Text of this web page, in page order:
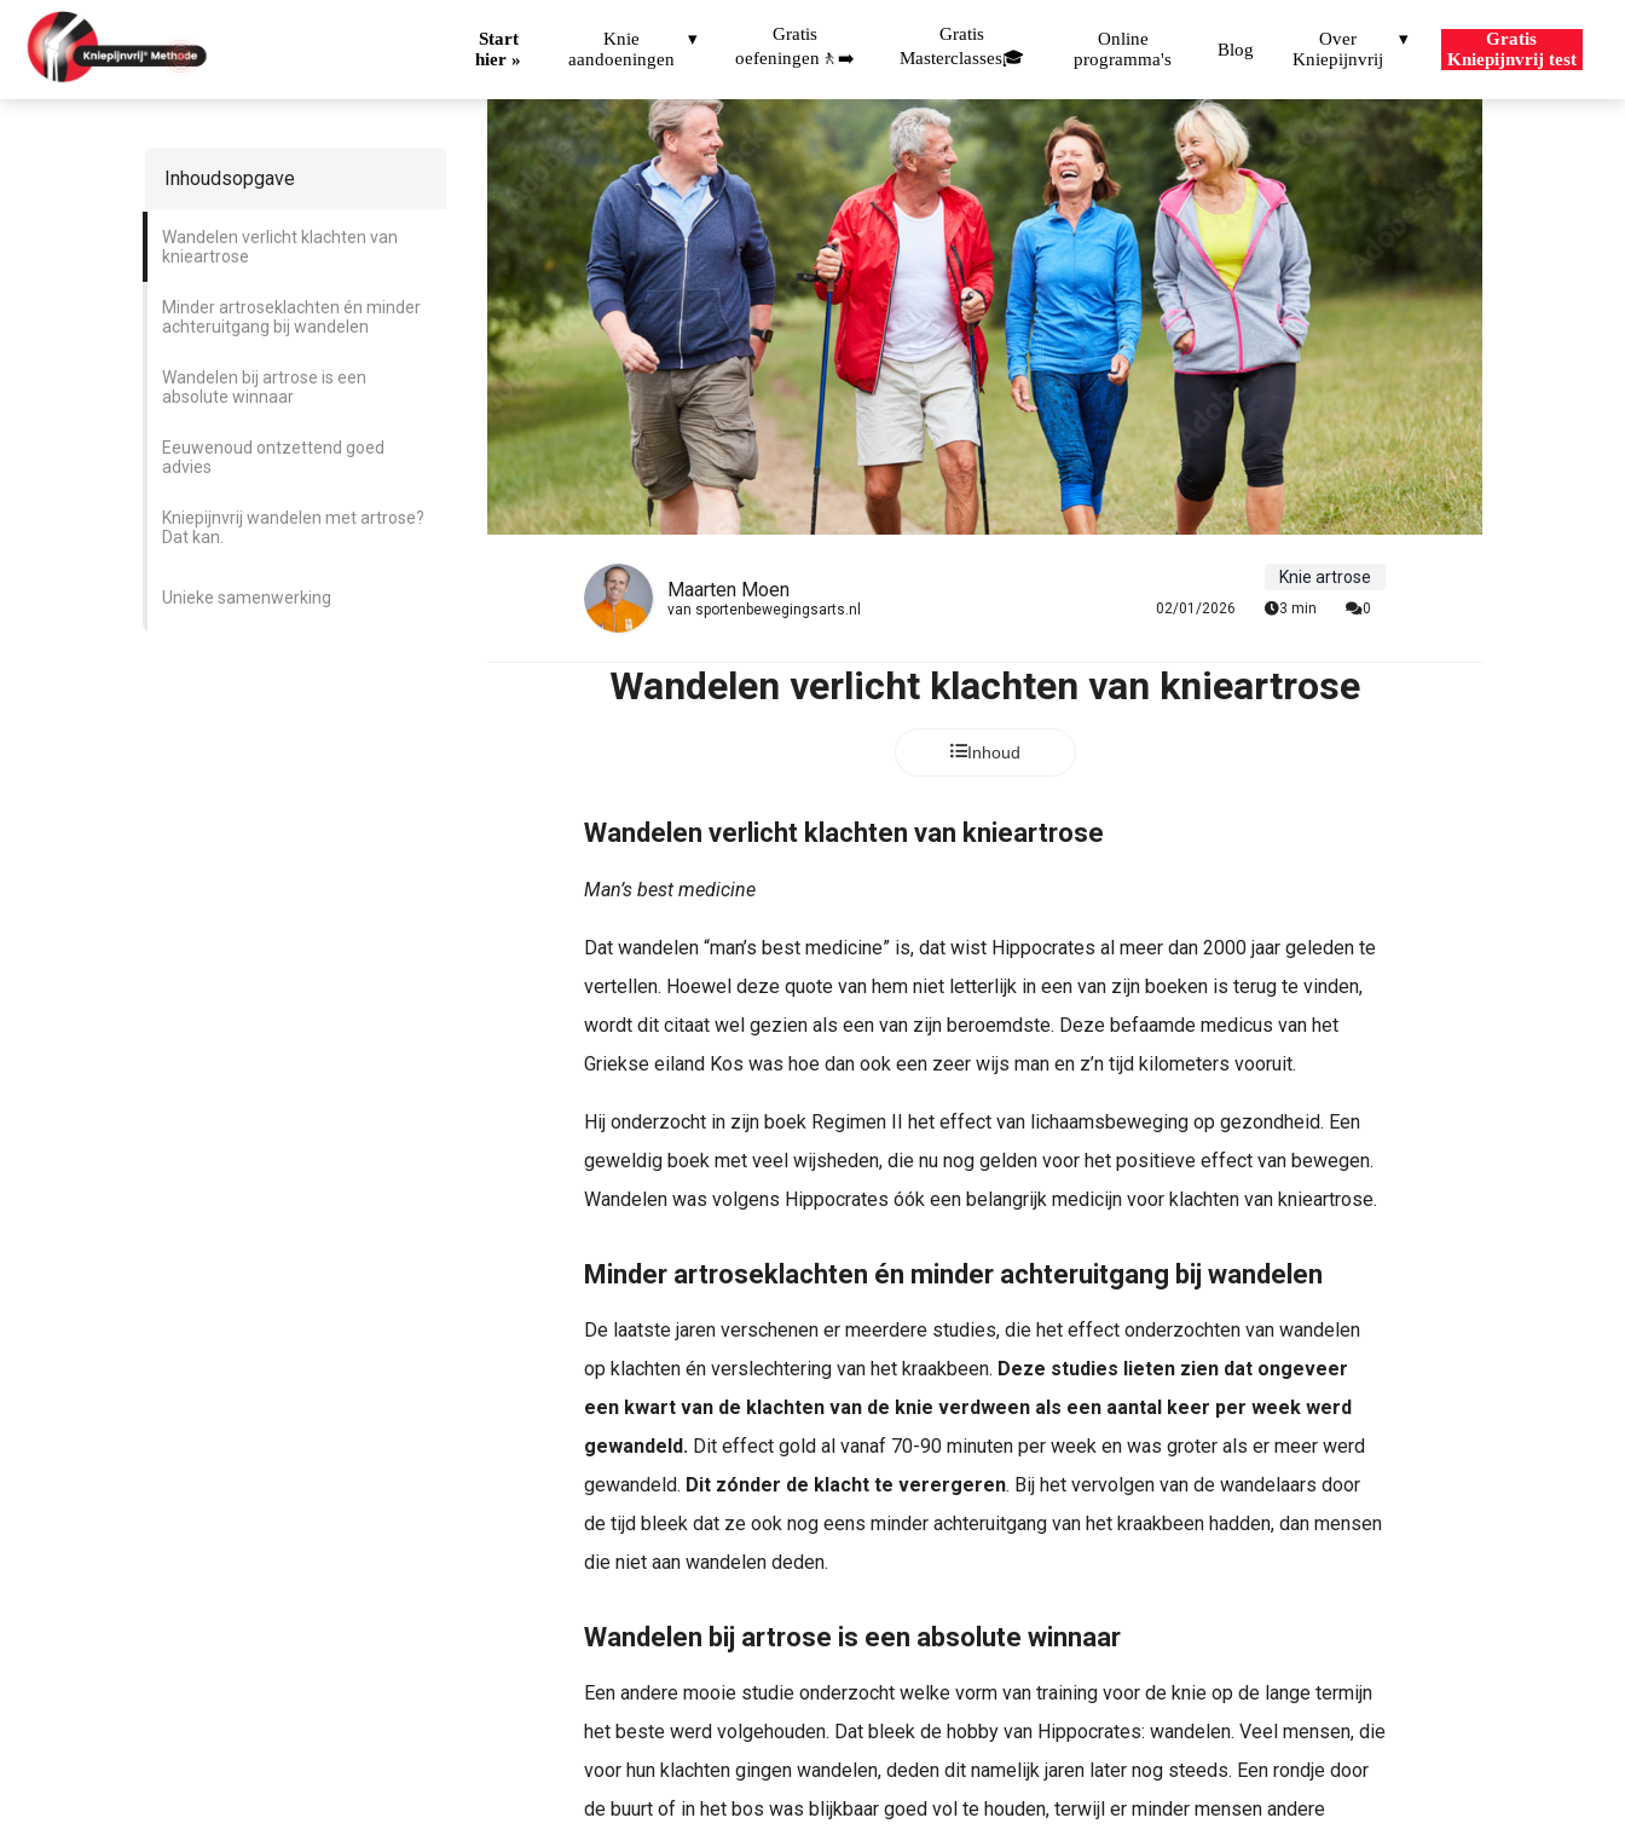
Start
hier »
Knie
aandoeningen
Gratis
oefeningen🚶‍➡️
Gratis
Masterclasses🎓
Online
programma's
Blog
Over
Kniepijnvrij
Gratis
Kniepijnvrij test
Wandelen verlicht klachten van knieartrose
Inhoudsopgave
Wandelen verlicht klachten van
knieartrose
Minder artroseklachten én minder
achteruitgang bij wandelen
Wandelen bij artrose is een
absolute winnaar
Eeuwenoud ontzettend goed
advies
Kniepijnvrij wandelen met artrose?
Dat kan.
Unieke samenwerking Maarten Moen
van sportenbewegingsarts.nl
Knie artrose
02/01/2026 3 min 0
Wandelen verlicht klachten van knieartrose
Inhoud
Wandelen verlicht klachten van knieartrose
Man’s best medicine
Dat wandelen “man’s best medicine” is, dat wist Hippocrates al meer dan 2000 jaar geleden te
vertellen. Hoewel deze quote van hem niet letterlijk in een van zijn boeken is terug te vinden,
wordt dit citaat wel gezien als een van zijn beroemdste. Deze befaamde medicus van het
Griekse eiland Kos was hoe dan ook een zeer wijs man en z’n tijd kilometers vooruit.
Hij onderzocht in zijn boek Regimen II het effect van lichaamsbeweging op gezondheid. Een
geweldig boek met veel wijsheden, die nu nog gelden voor het positieve effect van bewegen.
Wandelen was volgens Hippocrates óók een belangrijk medicijn voor klachten van knieartrose.
Minder artroseklachten én minder achteruitgang bij wandelen
De laatste jaren verschenen er meerdere studies, die het effect onderzochten van wandelen
op klachten én verslechtering van het kraakbeen. Deze studies lieten zien dat ongeveer
een kwart van de klachten van de knie verdween als een aantal keer per week werd
gewandeld. Dit effect gold al vanaf 70-90 minuten per week en was groter als er meer werd
gewandeld. Dit zónder de klacht te verergeren. Bij het vervolgen van de wandelaars door
de tijd bleek dat ze ook nog eens minder achteruitgang van het kraakbeen hadden, dan mensen
die niet aan wandelen deden.
Wandelen bij artrose is een absolute winnaar
Een andere mooie studie onderzocht welke vorm van training voor de knie op de lange termijn
het beste werd volgehouden. Dat bleek de hobby van Hippocrates: wandelen. Veel mensen, die
voor hun klachten gingen wandelen, deden dit namelijk jaren later nog steeds. Een rondje door
de buurt of in het bos was blijkbaar goed vol te houden, terwijl er minder mensen andere